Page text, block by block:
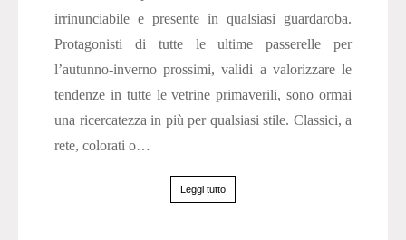
irrinunciabile e presente in qualsiasi guardaroba.
Protagonisti di tutte le ultime passerelle per
l’autunno-inverno prossimi, validi a valorizzare le
tendenze in tutte le vetrine primaverili, sono ormai
una ricercatezza in più per qualsiasi stile. Classici, a
rete, colorati o…
Leggi tutto